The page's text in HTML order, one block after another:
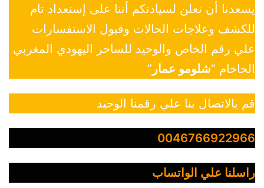
يسعدنا أن نعلن لسيادتكم أننا على إستعداد تام
للكشف وعلاجات الحالات وقبول الاستفسارات
علي رقم الخاص والوحيد للساحر اليهودي المغربي
الحاخام “شلومو عمار ”
قم بالاتصال بنا علي رقمنا الوحيد
0046766922966
راسلنا علي الواتساب